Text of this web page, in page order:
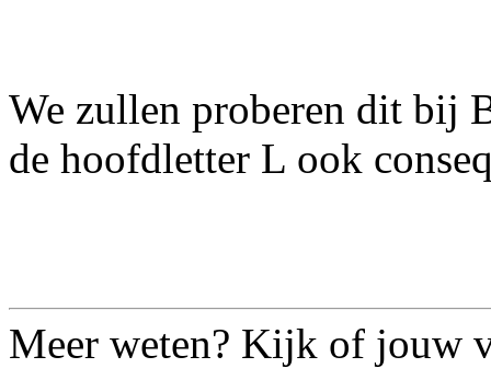
We zullen proberen dit bij
de hoofdletter L ook
Meer weten? Kijk of jouw